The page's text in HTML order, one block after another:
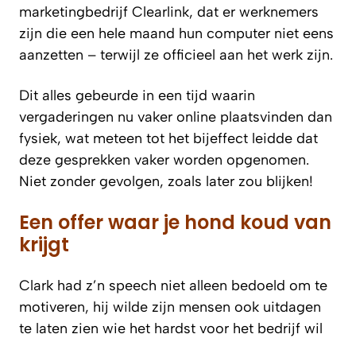
marketingbedrijf Clearlink, dat er werknemers
zijn die een hele maand hun computer niet eens
aanzetten – terwijl ze officieel aan het werk zijn.
Dit alles gebeurde in een tijd waarin
vergaderingen nu vaker online plaatsvinden dan
fysiek, wat meteen tot het bijeffect leidde dat
deze gesprekken vaker worden opgenomen.
Niet zonder gevolgen, zoals later zou blijken!
Een offer waar je hond koud van
krijgt
Clark had z’n speech niet alleen bedoeld om te
motiveren, hij wilde zijn mensen ook uitdagen
te laten zien wie het hardst voor het bedrijf wil